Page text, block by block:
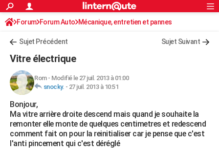
ACTUALITÉS
Politique
Société
Faits Divers
Education
Monde
Villes
+
FINANCE
Retraite
Impôts
Epargne
Immobilier
Risques naturels par ville
Banque
Assurance
Crédit
AUTO
Essais
Réserver un essai
Citadines
Berlines
SUV
Forum auto
+HIGH-TECH
Mobiles
Meilleur smartphone
Internet
Ordinateurs
Jeux vidéo
Guide high-tech
+BRICOLAGE
Forum
Aménagement intérieur
Extérieur
Cuisine
Salle de bains
Jardinage
Rangement
Rechercher
S'inscrire
Connexion
Forum Forum Auto Mécanique, entretien et pannes
Sujet Précédent Sujet Suivant
Vitre électrique
Rom- Modifié le 27 juil. 2013 à 01:00
snocky. - 27 juil. 2013 à 10:51
Bonjour,
Ma vitre arrière droite descend mais quand je souhaite la
remonter elle monte de quelques centimetres et redescend
comment fait on pour la reinitialiser car je pense que c'est
l'anti pincement qui c'est déréglé